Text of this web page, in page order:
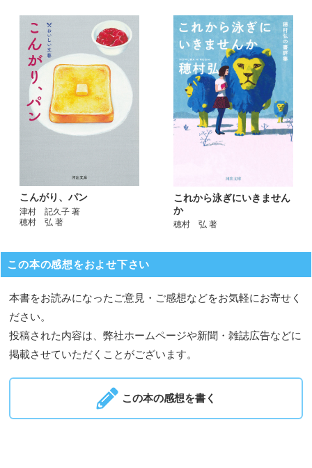
こんがり、パン
津村 記久子 著
穂村 弘 著
これから泳ぎにいきません
か
穂村 弘 著
この本の感想をおよせ下さい
本書をお読みになったご意見・ご感想などをお気軽にお寄せく
ださい。
投稿された内容は、弊社ホームページや新聞・雑誌広告などに
掲載させていただくことがございます。
この本の感想を書く